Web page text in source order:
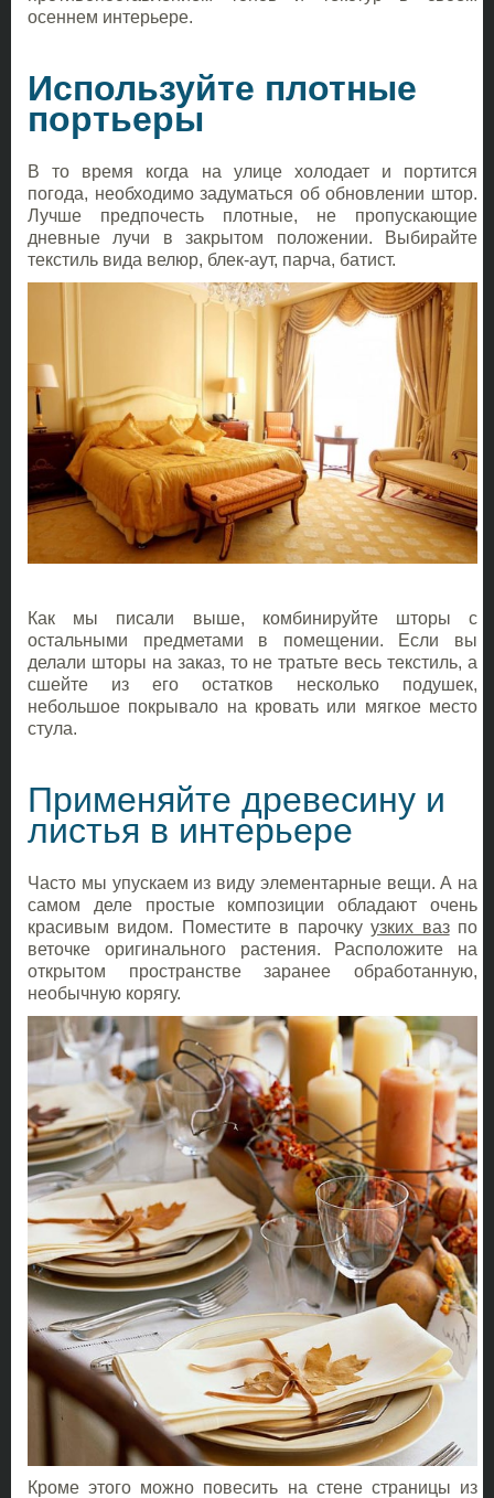
осеннем интерьере.
Используйте плотные
портьеры
В то время когда на улице холодает и портится
погода, необходимо задуматься об обновлении штор.
Лучше предпочесть плотные, не пропускающие
дневные лучи в закрытом положении. Выбирайте
текстиль вида велюр, блек-аут, парча, батист.
Как мы писали выше, комбинируйте шторы с
остальными предметами в помещении. Если вы
делали шторы на заказ, то не тратьте весь текстиль, а
сшейте из его остатков несколько подушек,
небольшое покрывало на кровать или мягкое место
стула.
Применяйте древесину и
листья в интерьере
Часто мы упускаем из виду элементарные вещи. А на
самом деле простые композиции обладают очень
красивым видом. Поместите в парочкуузких вазпо
веточке оригинального растения. Расположите на
открытом пространстве заранее обработанную,
необычную корягу.
Кроме этого можно повесить на стене страницы из